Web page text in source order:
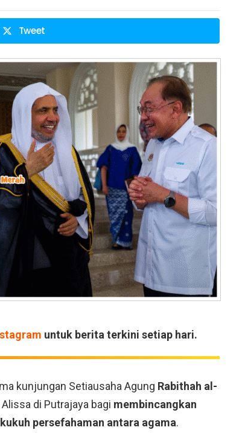
Tweet
untuk berita terkini setiap hari.
kunjungan Setiausaha Agung Rabithah al-
di Putrajaya bagi membincangkan
persefahaman antara agama.